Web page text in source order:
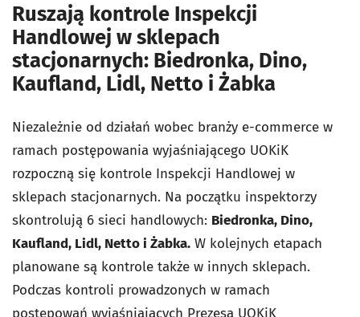
Ruszają kontrole Inspekcji
Handlowej w sklepach
stacjonarnych: Biedronka, Dino,
Kaufland, Lidl, Netto i Żabka
Niezależnie od działań wobec branży e-commerce w
ramach postępowania wyjaśniającego UOKiK
rozpoczną się kontrole Inspekcji Handlowej w
sklepach stacjonarnych. Na początku inspektorzy
skontrolują 6 sieci handlowych: Biedronka, Dino,
Kaufland, Lidl, Netto i Żabka. W kolejnych etapach
planowane są kontrole także w innych sklepach.
Podczas kontroli prowadzonych w ramach
postępowań wyjaśniających Prezesa UOKiK